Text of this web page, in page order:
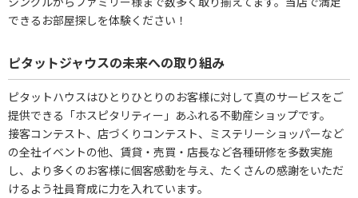
できるお部屋探しを体験ください！
ピタットジャウスの未来への取り組み
ピタットハウスはひとりひとりのお客様に対して真のサービスをご
提供できる「ホスピタリティー」あふれる不動産ショップです。
接客コンテスト、店づくりコンテスト、ミステリーショッパーなど
の全社イベントの他、賃貸・売買・店長など各種研修を多数実施
し、より多くのお客様に個客感動を与え、たくさんの感謝をいただ
けるよう社員育成に力を入れています。